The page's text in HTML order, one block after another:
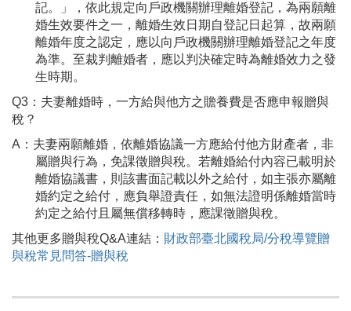
記。」，依此規定向戶政機關辦理離婚登記，為兩願離
婚生效要件之一，離婚生效日期自登記日起算，故兩願
離婚年度之認定，應以向戶政機關辦理離婚登記之年度
為準。至裁判離婚者，應以判決確定時為離婚效力之發
生時期。
Q3：夫妻離婚時，一方給與他方之贍養費是否應申報贈與
稅？
A：夫妻兩願離婚，依離婚協議一方應給付他方財產者，非
屬贈與行為，免課徵贈與稅。若離婚給付內容已載明於
離婚協議書，則該書面記載以外之給付，如主張亦屬離
婚約定之給付，應負舉證責任，如無法證明係離婚當時
約定之給付且屬無償移轉時，應課徵贈與稅。
其他更多贈與稅Q&A連結： 財政部臺北國稅局/分稅導覽贈
與稅常見問答-贈與稅